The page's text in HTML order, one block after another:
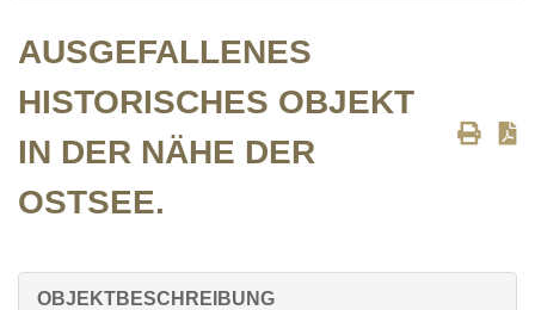
AUSGEFALLENES
HISTORISCHES OBJEKT
IN DER NÄHE DER
OSTSEE.
OBJEKTBESCHREIBUNG